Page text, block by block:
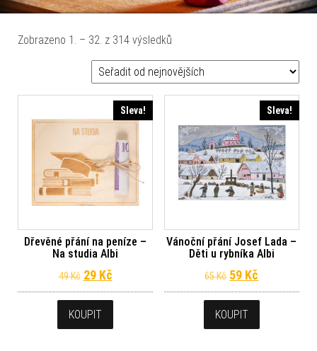
Zobrazeno 1. – 32. z 314 výsledků
Sleva!
Dřevěné přání na peníze –
Na studia Albi
49Kč Původní cena byla: 49 Kč.
29 KčAktuální cena je: 29 Kč.
KOUPIT
Sleva!
Vánoční přání Josef Lada –
Děti u rybníka Albi
65Kč Původní cena
59 Kč
KOUPIT